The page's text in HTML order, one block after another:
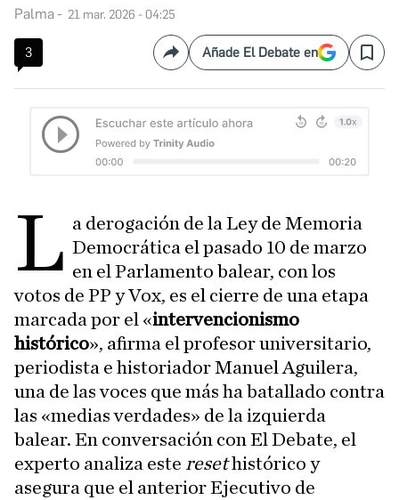
Palma 21 mar. 2026 - 04:25
3 CompartirAñade El Debate en Save
L a derogación de la Ley de Memoria
Democrática el pasado 10 de marzo
en el Parlamento balear, con los
votos de PP y Vox, es el cierre de una etapa
marcada por el «intervencionismo
histórico», afirma el profesor universitario,
periodista e historiador Manuel Aguilera,
una de las voces que más ha batallado contra
las «medias verdades» de la izquierda
balear. En conversación con El Debate, el
experto analiza este resethistórico y
asegura que el anterior Ejecutivo de